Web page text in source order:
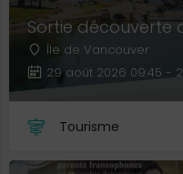
Sortie découverte
Île de Vancouver
29 août 2026 09:45 -
Tourisme